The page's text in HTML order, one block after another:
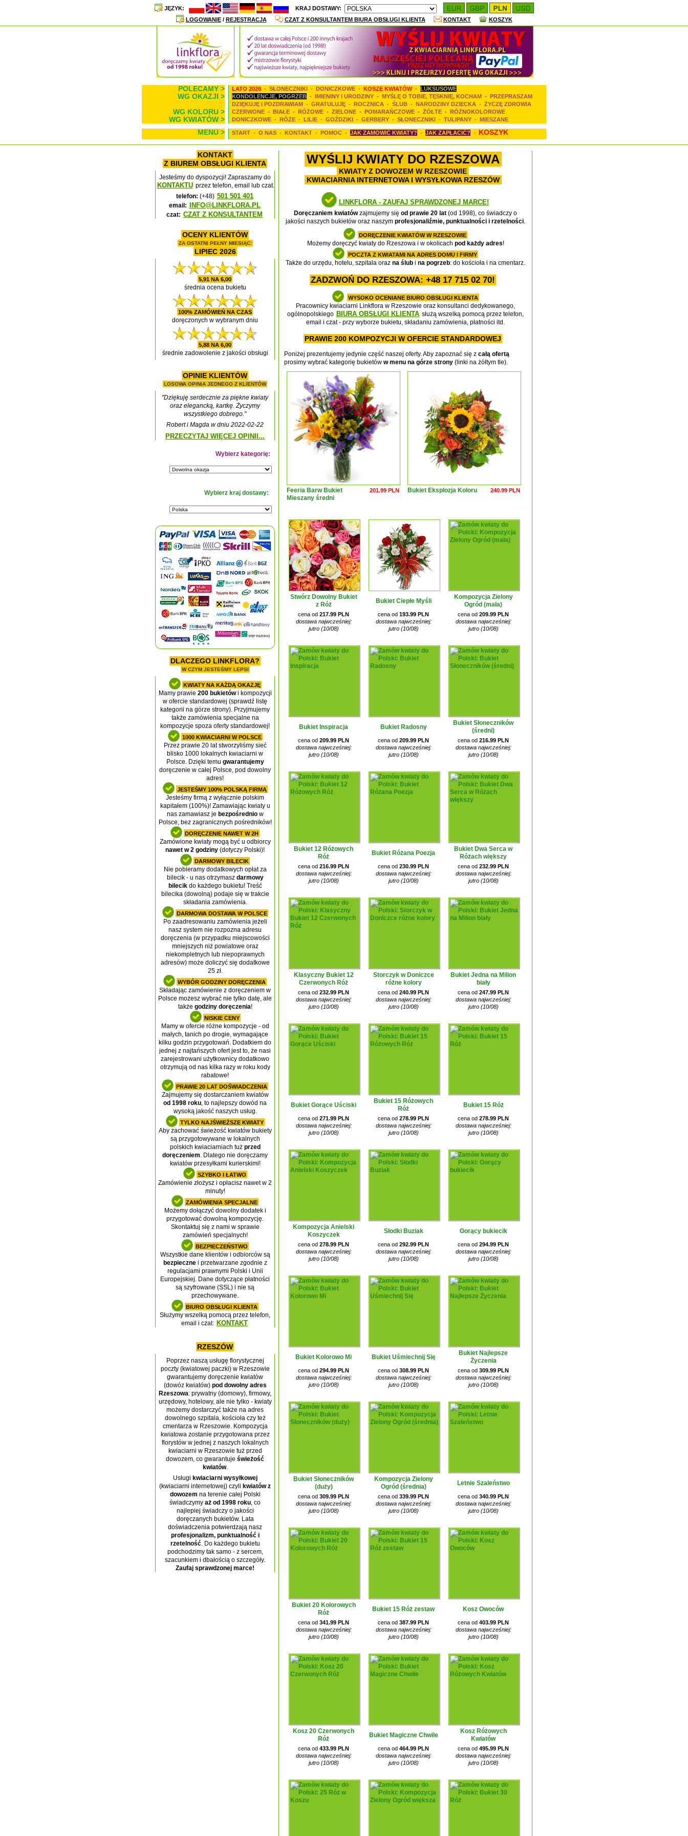
JĘZYK:
KRAJ DOSTAWY:
LOGOWANIE/ REJESTRACJA CZAT Z KONSULTANTEM BIURA OBSŁUGI KLIENTA KONTAKT KOSZYK
POLECAMY >
WG OKAZJI >
WG KOLORU >
WG KWIATÓW >
LATO 2026 - SŁONECZNIKI - DONICZKOWE - KOSZE KWIATÓW- LUKSUSOWE
KONDOLENCJE, POGRZEB - IMIENINY I URODZINY - MYŚLĘ O TOBIE, TĘSKNIĘ, KOCHAM - PRZEPRASZAM
DZIĘKUJĘ I POZDRAWIAM - GRATULUJĘ - ROCZNICA - ŚLUB - NARODZINY DZIECKA - ŻYCZĘ ZDROWIA
CZERWONE - BIAŁE - RÓŻOWE - ZIELONE - POMARAŃCZOWE - ŻÓŁTE - RÓŻNOKOLOROWE
DONICZKOWE - RÓŻE - LILIE - GOŹDZIKI - GERBERY - SŁONECZNIKI - TULIPANY - MIESZANE
MENU > START - O NAS - KONTAKT - POMOC - JAK ZAMÓWIĆ KWIATY? - JAK ZAPŁACIĆ? - KOSZYK
KONTAKT
Z BIUREM OBSŁUGI KLIENTA
Jesteśmy do dyspozycji! Zapraszamy do
KONTAKTU przez telefon, email lub czat.
telefon: (+48) 501 501 401
email: INFO@LINKFLORA.PL
czat: CZAT Z KONSULTANTEM
OCENY KLIENTÓW
ZA OSTATNI PEŁNY MIESIĄC:
LIPIEC 2026
5,91 NA 6,00
średnia ocena bukietu
100% ZAMÓWIEŃ NA CZAS
doręczonych w wybranym dniu
5,88 NA 6,00
średnie zadowolenie z jakości obsługi
OPINIE KLIENTÓW
LOSOWA OPINIA JEDNEGO Z KLIENTÓW
"Dziękuję serdecznie za piękne kwiaty
oraz elegancką, kartkę. Życzymy
wszystkiego dobrego."
Robert i Magda w dniu 2022-02-22
PRZECZYTAJ WIĘCEJ OPINII...
Wybierz kategorię:
Wybierz kraj dostawy:
DLACZEGO LINKFLORA?
W CZYM JESTEŚMY LEPSI
KWIATY NA KAŻDĄ OKAZJĘ
Mamy prawie 200 bukietówi kompozycji
w ofercie standardowej (sprawdź listę
kategorii na górze strony). Przyjmujemy
także zamówienia specjalne na
kompozycje spoza oferty standardowej!
1000 KWIACIARNI W POLSCE
Przez prawie 20 lat stworzyliśmy sieć
blisko 1000 lokalnych kwiaciarni w
Polsce. Dzięki temu gwarantujemy
doręczenie w całej Polsce, pod dowolny
adres!
JESTEŚMY 100% POLSKĄ FIRMĄ
Jesteśmy firmą z wyłącznie polskim
kapitałem (100%)! Zamawiając kwiaty u
nas zamawiasz je bezpośredniow
Polsce, bez zagranicznych pośredników!
DORĘCZENIE NAWET W 2H
Zamówione kwiaty mogą być u odbiorcy
nawet w 2 godziny (dotyczy Polski)!
DARMOWY BILECIK
Nie pobieramy dodatkowych opłat za
bilecik - u nas otrzymasz darmowy
bilecikdo każdego bukietu! Treść
bilecika (dowolną) podaje się w trakcie
składania zamówienia.
DARMOWA DOSTAWA W POLSCE
Po zaadresowaniu zamówienia jeżeli
nasz system nie rozpozna adresu
doręczenia (w przypadku miejscowości
mniejszych niż powiatowe oraz
niekompletnych lub niepoprawnych
adresów) może doliczyć się dodatkowe
25 zł.
WYBÓR GODZINY DORĘCZENIA
Składając zamówienie z doręczeniem w
Polsce możesz wybrać nie tylko datę, ale
także godziny doręczenia!
NISKIE CENY
Mamy w ofercie różne kompozycje - od
małych, tanich po drogie, wymagające
kilku godzin przygotowań. Dodatkiem do
jednej z najtańszych ofert jest to, że nasi
zarejestrowani użytkownicy dodatkowo
otrzymują od nas kilka razy w roku kody
rabatowe!
PRAWIE 20 LAT DOŚWIADCZENIA
Zajmujemy się dostarczaniem kwiatów
od 1998 roku , to najlepszy dowód na
wysoką jakość naszych usług.
TYLKO NAJŚWIEŻSZE KWIATY
Aby zachować świeżość kwiatów bukiety
są przygotowywane w lokalnych
polskich kwiaciarniach tuż przed
doręczeniem . Dlatego nie doręczamy
kwiatów przesyłkami kurierskimi!
SZYBKO I ŁATWO
Zamówienie złożysz i opłacisz nawet w 2
minuty!
ZAMÓWIENIA SPECJALNE
Możemy dołączyć dowolny dodatek i
przygotować dowolną kompozycję.
Skontaktuj się z nami w sprawie
zamówień specjalnych!
BEZPIECZEŃSTWO
Wszystkie dane klientów i odbiorców są
bezpiecznei przetwarzane zgodnie z
regulacjami prawnymi Polski i Unii
Europejskiej. Dane dotyczące płatności
są szyfrowane (SSL) i nie są
przechowywane.
BIURO OBSŁUGI KLIENTA
Służymy wszelką pomocą przez telefon,
email i czat: KONTAKT
RZESZÓW
Poprzez naszą usługę florystycznej
poczty (kwiatowej paczki) w Rzeszowie
gwarantujemy doręczenie kwiatów
(dowóz kwiatów) pod dowolny adres
Rzeszowa: prywatny (domowy), firmowy,
urzędowy, hotelowy, ale nie tylko - kwiaty
możemy dostarczyć także na adres
dowolnego szpitala, kościoła czy też
cmentarza w Rzeszowie. Kompozycja
kwiatowa zostanie przygotowana przez
florystów w jednej z naszych lokalnych
kwiaciarni w Rzeszowie tuż przed
dowozem, co gwarantuje świeżość
kwiatów.
Usługi kwiaciarni wysyłkowej
(kwiaciarni internetowej) czyli kwiatów z
dowozem na terenie całej Polski
świadczymy aż od 1998 roku , co
najlepiej świadczy o jakości
doręczanych bukietów. Lata
doświadczenia potwierdzają nasz
profesjonalizm, punktualność i
rzetelność. Do każdego bukietu
podchodzimy tak samo - z sercem,
szacunkiem i dbałością o szczegóły.
Zaufaj sprawdzonej marce!
WYŚLIJ KWIATY DO RZESZOWA
KWIATY Z DOWOZEM W RZESZOWIE
KWIACIARNIA INTERNETOWA I WYSYŁKOWA RZESZÓW
LINKFLORA - ZAUFAJ SPRAWDZONEJ MARCE!
Doręczaniem kwiatówzajmujemy się od prawie 20 lat (od 1998), co świadczy o
jakości naszych bukietów oraz naszym profesjonaliźmie, punktualności i rzetelności
DORĘCZENIE KWIATÓW W RZESZOWIE
Możemy doręczyć kwiaty do Rzeszowa i w okolicach pod każdy adres!
POCZTA Z KWIATAMI NA ADRES DOMU I FIRMY
Także do urzędu, hotelu, szpitala oraz na ślub i na pogrzeb: do kościoła i na cmentarz.
ZADZWOŃ DO RZESZOWA: +48 17 715 02 70!
WYSOKO OCENIANE BIURO OBSŁUGI KLIENTA
Pracownicy kwiaciarni Linkflora w Rzeszowie oraz konsultanci dedykowanego,
ogólnopolskiego BIURA OBSŁUGI KLIENTA służą wszelką pomocą przez telefon,
email i czat - przy wyborze bukietu, składaniu zamówienia, płatności itd.
PRAWIE 200 KOMPOZYCJI W OFERCIE STANDARDOWEJ
Poniżej prezentujemy jedynie część naszej oferty. Aby zapoznać się z całą ofertą
prosimy wybrać kategorię bukietów w menu na górze strony (linki na żółtym tle).
Feeria Barw Bukiet
Mieszany średni
201.99 PLN Bukiet Eksplozja Koloru 240.99 PLN
Stwórz Dowolny Bukiet
z Róż
cena od 217.99 PLN
dostawa najwcześniej:
jutro (10/08)
Bukiet Ciepłe Myśli
cena od 193.99 PLN
dostawa najwcześniej:
jutro (10/08)
Kompozycja Zielony
Ogród (mała)
cena od 209.99 PLN
dostawa najwcześniej:
jutro (10/08)
Bukiet Inspiracja
cena od 209.99 PLN
dostawa najwcześniej:
jutro (10/08)
Bukiet Radosny
cena od 209.99 PLN
dostawa najwcześniej:
jutro (10/08)
Bukiet Słoneczników
(średni)
cena od 216.99 PLN
dostawa najwcześniej:
jutro (10/08)
Bukiet 12 Różowych
Róż
cena od 216.99 PLN
dostawa najwcześniej:
jutro (10/08)
Bukiet Różana Poezja
cena od 230.99 PLN
dostawa najwcześniej:
jutro (10/08)
Bukiet Dwa Serca w
Różach większy
cena od 232.99 PLN
dostawa najwcześniej:
jutro (10/08)
Klasyczny Bukiet 12
Czerwonych Róż
cena od 232.99 PLN
dostawa najwcześniej:
jutro (10/08)
Storczyk w Doniczce
różne kolory
cena od 240.99 PLN
dostawa najwcześniej:
jutro (10/08)
Bukiet Jedna na Milion
biały
cena od 247.99 PLN
dostawa najwcześniej:
jutro (10/08)
Bukiet Gorące Uściski
cena od 271.99 PLN
dostawa najwcześniej:
jutro (10/08)
Bukiet 15 Różowych
Róż
cena od 278.99 PLN
dostawa najwcześniej:
jutro (10/08)
Bukiet 15 Róż
cena od 278.99 PLN
dostawa najwcześniej:
jutro (10/08)
Kompozycja Anielski
Koszyczek
cena od 278.99 PLN
dostawa najwcześniej:
jutro (10/08)
Słodki Buziak
cena od 292.99 PLN
dostawa najwcześniej:
jutro (10/08)
Gorący bukiecik
cena od 294.99 PLN
dostawa najwcześniej:
jutro (10/08)
Bukiet Kolorowo Mi
cena od 294.99 PLN
dostawa najwcześniej:
jutro (10/08)
Bukiet Uśmiechnij Się
cena od 308.99 PLN
dostawa najwcześniej:
jutro (10/08)
Bukiet Najlepsze
Życzenia
cena od 309.99 PLN
dostawa najwcześniej:
jutro (10/08)
Bukiet Słoneczników
(duży)
cena od 309.99 PLN
dostawa najwcześniej:
jutro (10/08)
Kompozycja Zielony
Ogród (średnia)
cena od 339.99 PLN
dostawa najwcześniej:
jutro (10/08)
Letnie Szaleństwo
cena od 340.99 PLN
dostawa najwcześniej:
jutro (10/08)
Bukiet 20 Kolorowych
Róż
cena od 341.99 PLN
dostawa najwcześniej:
jutro (10/08)
Bukiet 15 Róż zestaw
cena od 387.99 PLN
dostawa najwcześniej:
jutro (10/08)
Kosz Owoców
cena od 403.99 PLN
dostawa najwcześniej:
jutro (10/08)
Kosz 20 Czerwonych
Róż
cena od 433.99 PLN
dostawa najwcześniej:
jutro (10/08)
Bukiet Magiczne Chwile
cena od 464.99 PLN
dostawa najwcześniej:
jutro (10/08)
Kosz Różowych
Kwiatów
cena od 495.99 PLN
dostawa najwcześniej:
jutro (10/08)